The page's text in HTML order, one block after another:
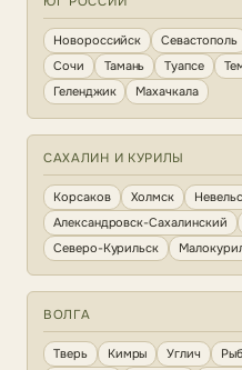
Новороссийск Севастополь
Сочи
Тамань Туапсе
Геленджик
Махачкала
САХАЛИН И КУРИЛЫ
Корсаков Холмск
Александровск-Сахалинский
Северо-Курильск
ВОЛГА
Тверь Кимры Углич